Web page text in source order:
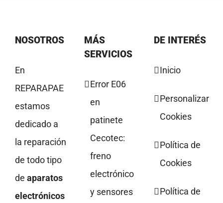
NOSOTROS
En
REPARAPAE
estamos
dedicado a
la reparación
de todo tipo
de aparatos
electrónicos
MÁS
SERVICIOS
Error E06
en
patinete
Cecotec:
freno
electrónico
y sensores
DE INTERÉS
Inicio
Personalizar
Cookies
Política de
Cookies
Política de